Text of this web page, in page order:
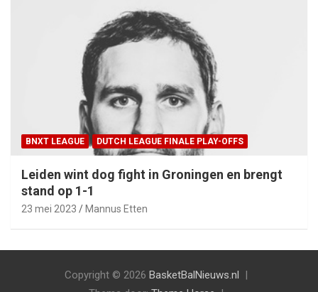
BNXT LEAGUE DUTCH LEAGUE FINALE PLAY-OFFS
Leiden wint dog fight in Groningen en brengt
stand op 1-1
23 mei 2023 Mannus Etten
Copyright © 2026 BasketBalNieuws.nl